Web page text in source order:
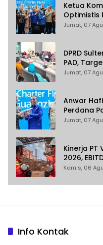
Ketua
Optimistis
Jumat, 07
DPRD
PAD,
Sekaligus
Jumat, 07
Anwar
Perdana
Maskapai
Jumat, 07
Kinerja PT
2026,
Kamis, 06
Info Kontak